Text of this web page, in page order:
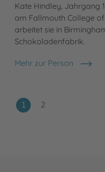
Kate Hindley, Jahrgang
am Fallmouth College
arbeitet sie in
Schokoladenfabrik.
Mehr zur Person
Kate Hindley